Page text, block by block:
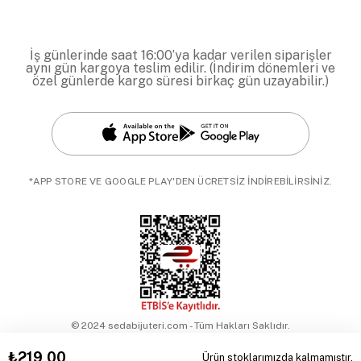
İş günlerinde saat 16:00’ya kadar verilen siparişler
aynı gün kargoya teslim edilir. (İndirim dönemleri ve
özel günlerde kargo süresi birkaç gün uzayabilir.)
*APP STORE VE GOOGLE PLAY'DEN ÜCRETSİZ İNDİREBİLİRSİNİZ.
© 2024 sedabijuteri.com - Tüm Hakları Saklıdır.
₺219,00 Ürün stoklarımızda kalmamıştır.